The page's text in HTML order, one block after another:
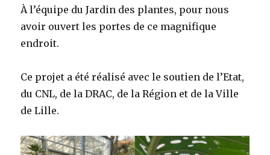
À l’équipe du Jardin des plantes, pour nous
avoir ouvert les portes de ce magnifique
endroit.
Ce projet a été réalisé avec le soutien de l’Etat,
du CNL, de la DRAC, de la Région et de la Ville
de Lille.